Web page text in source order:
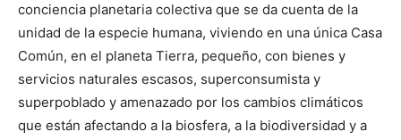
conciencia planetaria colectiva que se da cuenta de la
unidad de la especie humana, viviendo en una única Casa
Común, en el planeta Tierra, pequeño, con bienes y
servicios naturales escasos, superconsumista y
superpoblado y amenazado por los cambios climáticos
que están afectando a la biosfera, a la biodiversidad y a